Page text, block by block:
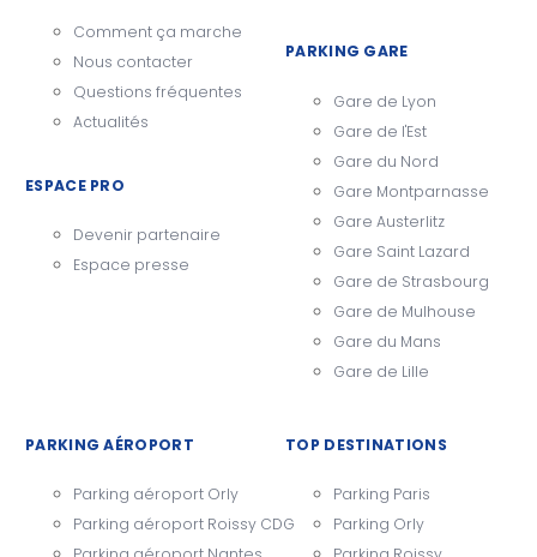
Comment ça marche
Nous contacter
Questions fréquentes
Actualités
ESPACE PRO
Devenir partenaire
Espace presse
PARKING GARE
Gare de Lyon
Gare de l'Est
Gare du Nord
Gare Montparnasse
Gare Austerlitz
Gare Saint Lazard
Gare de Strasbourg
Gare de Mulhouse
Gare du Mans
Gare de Lille
PARKING AÉROPORT
Parking aéroport Orly
Parking aéroport Roissy CDG
TOP DESTINATIONS
Parking Paris
Parking Orly